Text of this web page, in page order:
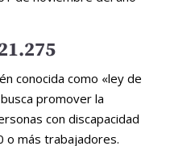
conocida como «ley de
promover la
con discapacidad
o más trabajadores.